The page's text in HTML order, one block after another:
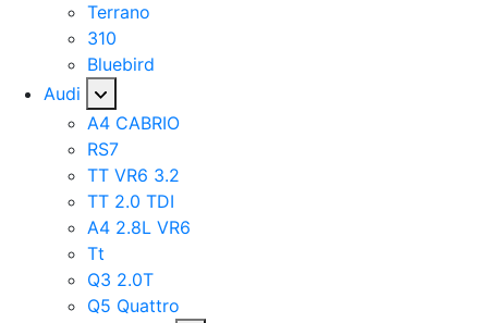
Terrano
310
Bluebird
Audi
A4 CABRIO
RS7
TT VR6 3.2
TT 2.0 TDI
A4 2.8L VR6
Tt
Q3 2.0T
Q5 Quattro